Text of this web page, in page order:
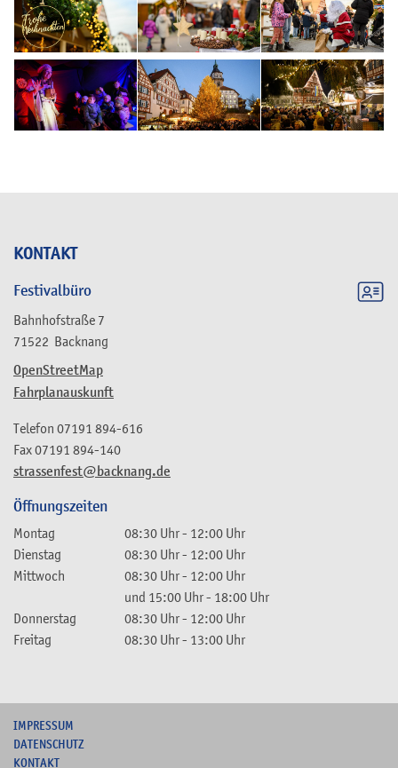
KONTAKT
Festivalbüro
Bahnhofstraße 7
71522 Backnang
OpenStreetMap
Fahrplanauskunft
strassenfest@backnang.de
Telefon 07191 894-616
Fax07191 894-140
Öffnungszeiten
Montag 08:30 Uhr- 12:00 Uhr
Dienstag
08:30 Uhr- 12:00 Uhr
Mittwoch
08:30 Uhr- 12:00 Uhr
und 15:00 Uhr- 18:00 Uhr
Donnerstag
08:30 Uhr- 12:00 Uhr
Freitag
08:30 Uhr- 13:00 Uhr
IMPRESSUM
DATENSCHUTZ
KONTAKT